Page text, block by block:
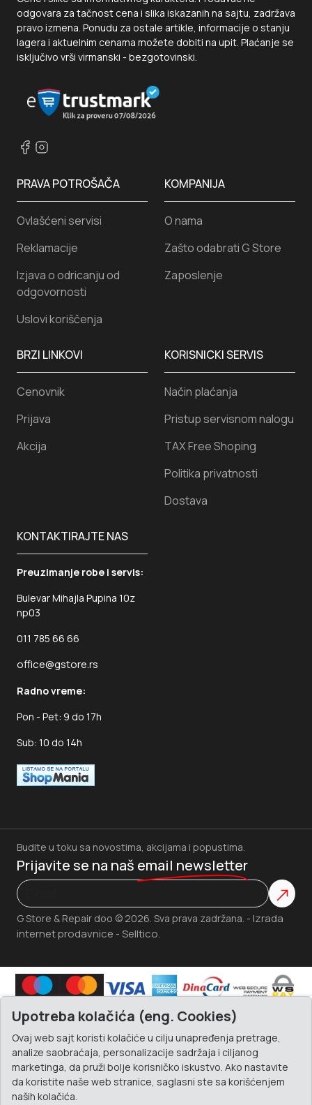
odgovara za tačnost cena i slika iskazanih na sajtu, zadržava
pravo izmena. Ponudu za ostale artikle, informacije o stanju
lagera i aktuelnim cenama možete dobiti na upit. Plaćanje se
isključivo vrši virmanski - bezgotovinski.
KORISNICKI SERVIS
Način plaćanja
Pristup servisnom nalogu
TAX Free Shoping
Politika privatnosti
Dostava
PRAVA POTROŠAČA
Ovlašćeni servisi
Reklamacije
Izjava o odricanju od
odgovornosti
Uslovi koriščenja
KONTAKTIRAJTE NAS
Preuzimanje robe i servis:
Bulevar Mihajla Pupina 10z
np03
011 785 66 66
office@gstore.rs
Radno vreme:
Pon - Pet: 9 do 17h
Sub: 10 do 14h
KOMPANIJA
O nama
Zašto odabrati G Store
Zaposlenje
BRZI LINKOVI
Cenovnik
Prijava
Akcija
G Store & Repair doo © 2026. Sva prava zadržana. - Izrada
internet prodavnice - Selltico.
Budite u toku sa novostima, akcijama i popustima.
Prijavite se na naš email newsletter
Upotreba kolačića (eng. Cookies)
Ovaj web sajt koristi kolačiće u cilju unapređenja pretrage,
analize saobraćaja, personalizacije sadržaja i ciljanog
marketinga, da pruži bolje korisničko iskustvo. Ako nastavite
da koristite naše web stranice, saglasni ste sa korišćenjem
naših kolačića.